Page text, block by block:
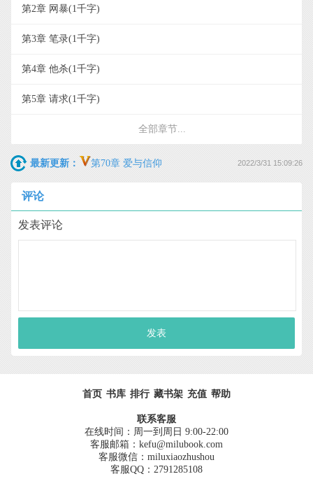
第2章 网暴(1千字)
第3章 笔录(1千字)
第4章 他杀(1千字)
第5章 请求(1千字)
全部章节...
2022/3/31 15:09:26
最新更新： 第70章 爱与信仰
评论
发表评论
发表
首页 书库 排行 藏书架 充值 帮助
联系客服
在线时间：周一到周日 9:00-22:00
客服邮箱：kefu@milubook.com
客服微信：miluxiaozhushou
客服QQ：2791285108